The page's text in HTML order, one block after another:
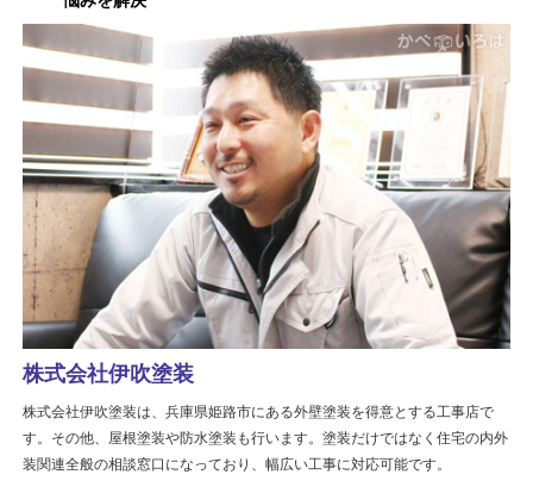
株式会社伊吹塗装
株式会社伊吹塗装は、兵庫県姫路市にある外壁塗装を得意とする工事店で
す。その他、屋根塗装や防水塗装も行います。塗装だけではなく住宅の内外
装関連全般の相談窓口になっており、幅広い工事に対応可能です。